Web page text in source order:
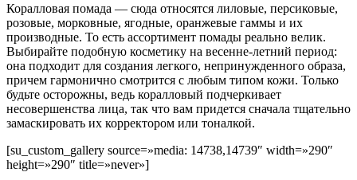
Коралловая помада — сюда относятся лиловые, персиковые,
розовые, морковные, ягодные, оранжевые гаммы и их
производные. То есть ассортимент помады реально велик.
Выбирайте подобную косметику на весенне-летний период:
она подходит для создания легкого, непринужденного образа,
причем гармонично смотрится с любым типом кожи. Только
будьте осторожны, ведь коралловый подчеркивает
несовершенства лица, так что вам придется сначала тщательно
замаскировать их корректором или тоналкой.
[su_custom_gallery source=»media: 14738,14739″ width=»290″
height=»290″ title=»never»]